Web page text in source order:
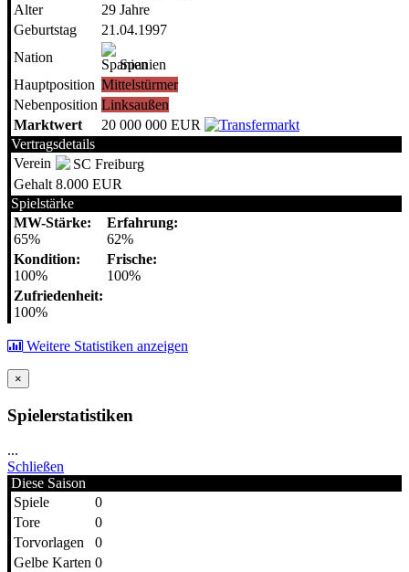
Alter
29 Jahre
Geburtstag
21.04.1997
Nation
Spanien
Hauptposition Mittelstürmer
Nebenposition Linksaußen
Marktwert
20 000 000 EUR
Vertragsdetails
Verein
SC Freiburg
Gehalt 8.000 EUR
Spielstärke
MW-Stärke:
65%
Erfahrung:
62%
Kondition:
100%
Frische:
100%
Zufriedenheit:
100%
Weitere Statistiken anzeigen
×
Spielerstatistiken
...
Schließen
Diese Saison
Spiele
0
Tore
0
Torvorlagen
0
Gelbe Karten 0